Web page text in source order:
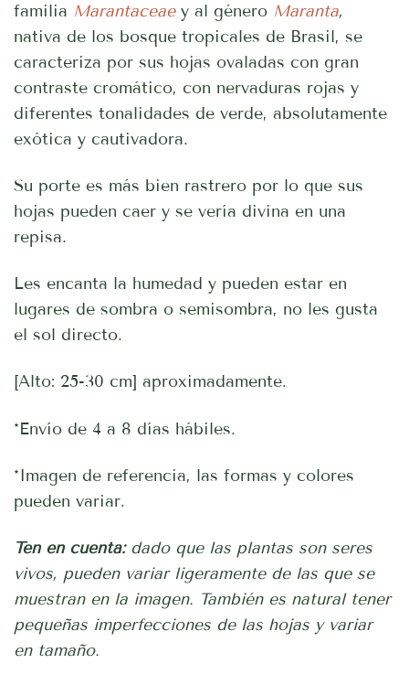
familia Marantaceae y al género Maranta,
nativa de los bosque tropicales de Brasil, se
caracteriza por sus hojas ovaladas con gran
contraste cromático, con nervaduras rojas y
diferentes tonalidades de verde, absolutamente
exótica y cautivadora.
Su porte es más bien rastrero por lo que sus
hojas pueden caer y se vería divina en una
repisa.
Les encanta la humedad y pueden estar en
lugares de sombra o semisombra, no les gusta
el sol directo.
[Alto: 25-30 cm] aproximadamente.
*Envío de 4 a 8 días hábiles.
*Imagen de referencia, las formas y colores
pueden variar.
Ten en cuenta:dado que las plantas son seres
vivos, pueden variar ligeramente de las que se
muestran en la imagen. También es natural tener
pequeñas imperfecciones de las hojas y variar
en tamaño.